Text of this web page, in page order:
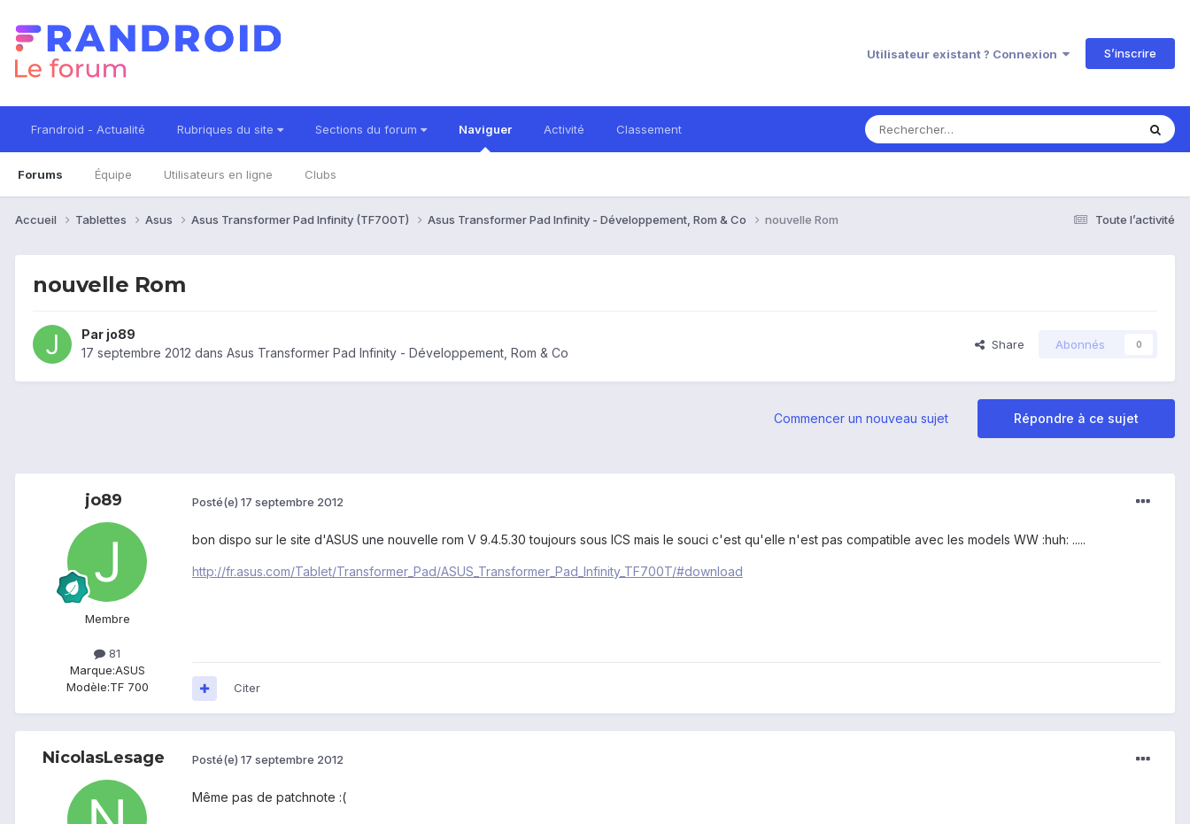
Utilisateur existant ? Connexion S’inscrire
Frandroid - Actualité Rubriques du site Sections du forum Naviguer
Forums Équipe Utilisateurs en ligne Clubs
Activité Classement
Toute l’activité
Accueil Tablettes Asus Asus Transformer Pad Infinity (TF700T) Asus Transformer Pad Infinity - Développement, Rom & Co nouvelle Rom
nouvelle Rom
Par jo89
17 septembre 2012 dans Asus Transformer Pad Infinity - Développement, Rom & Co
Share Abonnés 0
Répondre à ce sujet
Commencer un nouveau sujet
jo89
Membre
81
Marque:ASUS
Modèle:TF 700
Posté(e) 17 septembre 2012
bon dispo sur le site d'ASUS une nouvelle rom V 9.4.5.30 toujours sous ICS mais le souci c'est qu'elle n'est pas compatible avec les models WW :huh: .....
http://fr.asus.com/Tablet/Transformer_Pad/ASUS_Transformer_Pad_Infinity_TF700T/#download
Citer
NicolasLesage Posté(e) 17 septembre 2012
Même pas de patchnote :(